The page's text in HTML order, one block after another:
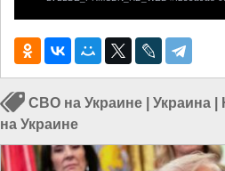
СВО на Украине Украина
на Украине